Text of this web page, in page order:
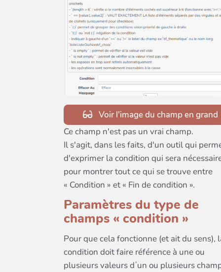
Voir l'image du champ en grand
Ce champ n'est pas un vrai champ.
Il s'agit, dans les faits, d'un outil qui
d'exprimer la condition qui sera
pour montrer tout ce qui se trouve entre
« Condition » et « Fin de condition ».
Paramètres du type de
champs « condition »
Pour que cela fonctionne (et ait du sens),
condition doit faire référence à une ou
plusieurs valeurs dʼun ou plusieurs